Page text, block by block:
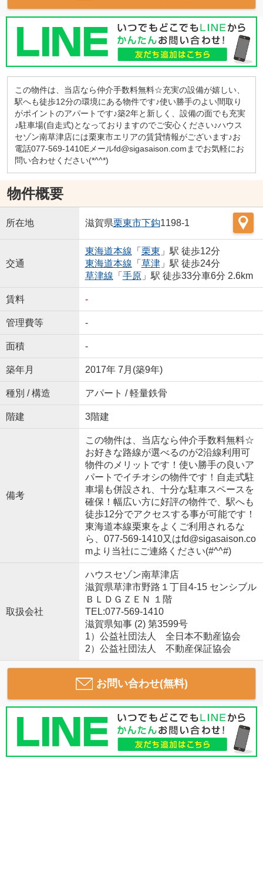
この物件は、当店なら仲介手数料無料☆充実の設備が嬉しい、
駅へも徒歩12分の環境にある物件です♪使い勝手のよい間取り
がポイントのアパートです♪築2年と新しく、設備の面でも充実
♪駐車場(自走式)となっておりますのでご安心ください♪ハウス
セゾン南草津店には栗東市エリアの賃貸情報がございます♪お
電話077-569-1410Eメールfd@sigasaison.comまでお気軽にお
問い合わせください(*^^*)
物件概要
所在地 滋賀県栗東市下鈎1198-1
交通
東海道本線 「 栗東 」駅 徒歩12分
東海道本線 「 草津」駅 徒歩24分
草津線 「 手原」駅 徒歩33分車6分 2.6km
賃料 -
管理費等 -
面積 -
築年月 2017年 7月(築9年)
種別 / 構造 アパート / 軽量鉄骨
階建 3階建
備考
この物件は、当店なら仲介手数料無料☆
お好きな路線が選べるのが2沿線利用可
物件のメリットです！使い勝手の良いア
パートでイチオシの物件です！自走式駐
車場も併設され、十分な駐車スペースを
確保！幅広い方に好評の物件で、駅へも
徒歩12分でアクセスする事が可能です！
東海道本線栗東をよくご利用されるな
ら、077-569-1410又はfd@sigasaison.co
mより当社にご連絡ください(#^^#)
取扱会社
ハウスセゾン南草津店
滋賀県草津市野路１丁目4-15 センシブル
ＢＬＤＧＺＥＮ １階
TEL:077-569-1410
滋賀県知事 (2) 第3599号
1）公益社団法人 全日本不動産協会
2）公益社団法人 不動産保証協会
お問い合わせ(無料)